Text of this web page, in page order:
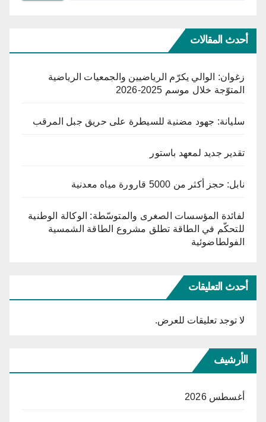
أحدث المقالات
زغوان: الوالي يكرّم الرياضيين والجمعيات الرياضية
المتوّجة خلال موسم 2025-2026
سليانة: جهود مضنية للسيطرة على حريق جبل المرقب
تقدير جديد لمعهد باستور
نابل: حجز أكثر من 5000 قارورة مياه معدنية
لفائدة المؤسسات الصغرى والمتوسّطة: الوكالة الوطنية
للتحكّم في الطاقة تطلق مشروع الطاقة الشمسية
الفولطاضوئية
أحدث التعليقات
لا توجد تعليقات للعرض.
الأرشيف
أغسطس 2026